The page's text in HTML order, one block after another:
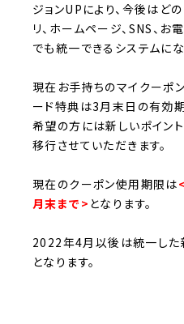
ジョンUPにより、今後はど
リ、ホームページ、SNS、お
でも統一できるシステムにな
現在お手持ちのマイクーポ
ード特典は3月末日の有効
希望の方には新しいポイン
移行させていただきます。
現在のクーポン使用期限は
月末まで > となります。
2022年4月以後は統一した
となります。